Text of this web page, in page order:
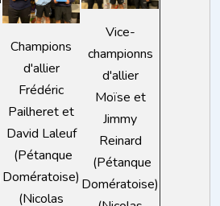
Champions
d'allier
Frédéric
Pailheret et
David Laleuf
(Pétanque
Domératoise)
(Nicolas
Vice-
championns
d'allier
Moïse et
Jimmy
Reinard
(Pétanque
Domératoise)